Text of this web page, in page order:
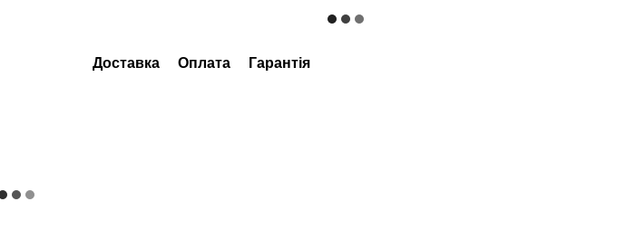
Доставка Оплата Гарантія